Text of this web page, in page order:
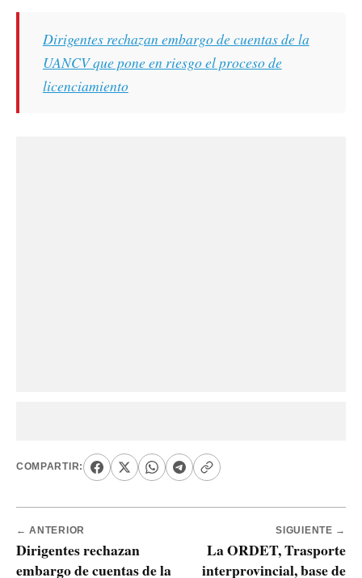
Dirigentes rechazan embargo de cuentas de la
UANCV que pone en riesgo el proceso de
licenciamiento
COMPARTIR:
← ANTERIOR
Dirigentes rechazan
embargo de cuentas de la
SIGUIENTE →
La ORDET, Trasporte
interprovincial, base de